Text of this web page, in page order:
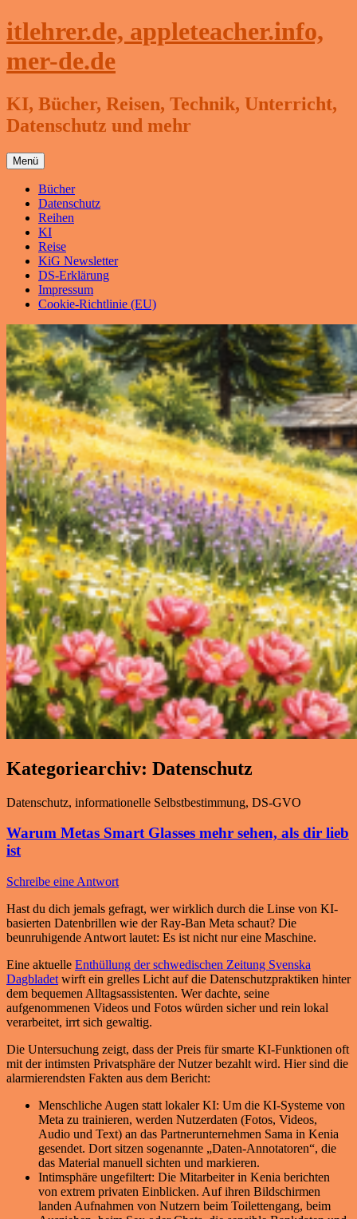
Zum
Inhalt
itlehrer.de, appleteacher.info,
mer-de.de
KI, Bücher, Reisen, Technik, Unterricht,
Datenschutz und mehr
Menü
Bücher
Datenschutz
Reihen
KI
Reise
KiG Newsletter
DS-Erklärung
Impressum
Cookie-Richtlinie (EU)
Kategoriearchiv: Datenschutz
Datenschutz, informationelle Selbstbestimmung, DS-GVO
Warum Metas Smart Glasses mehr sehen, als dir lieb
ist
Schreibe eine Antwort
Hast du dich jemals gefragt, wer wirklich durch die Linse von KI-
basierten Datenbrillen wie der Ray-Ban Meta schaut? Die
beunruhigende Antwort lautet: Es ist nicht nur eine Maschine.
Eine aktuelle Enthüllung der schwedischen Zeitung Svenska
Dagbladet wirft ein grelles Licht auf die Datenschutzpraktiken hinter
dem bequemen Alltagsassistenten. Wer dachte, seine
aufgenommenen Videos und Fotos würden sicher und rein lokal
verarbeitet, irrt sich gewaltig.
Die Untersuchung zeigt, dass der Preis für smarte KI-Funktionen oft
mit der intimsten Privatsphäre der Nutzer bezahlt wird. Hier sind die
alarmierendsten Fakten aus dem Bericht:
Menschliche Augen statt lokaler KI: Um die KI-Systeme von
Meta zu trainieren, werden Nutzerdaten (Fotos, Videos,
Audio und Text) an das Partnerunternehmen Sama in Kenia
gesendet. Dort sitzen sogenannte „Daten-Annotatoren“, die
das Material manuell sichten und markieren.
Intimsphäre ungefiltert: Die Mitarbeiter in Kenia berichten
von extrem privaten Einblicken. Auf ihren Bildschirmen
landen Aufnahmen von Nutzern beim Toilettengang, beim